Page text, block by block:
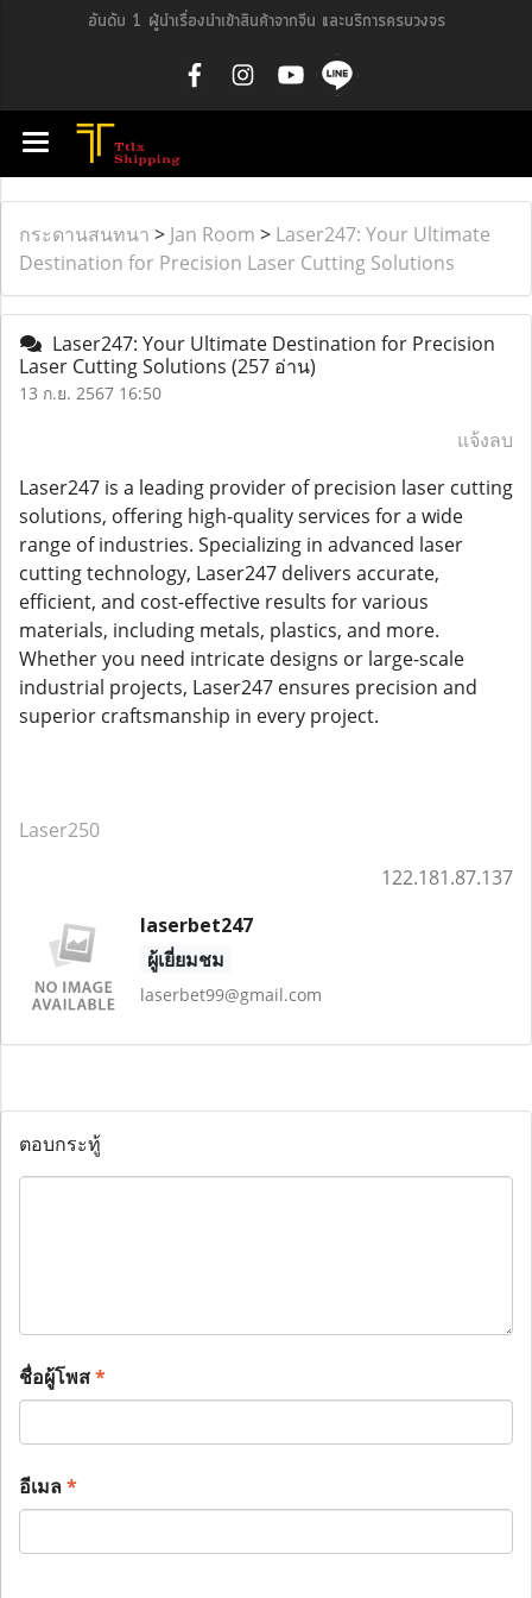
อันดับ 1 ผู้นำเรื่องนำเข้าสินค้าจากจีน และบริการครบวงจร
กระดานสนทนา > Jan Room > Laser247: Your Ultimate
Destination for Precision Laser Cutting Solutions
Laser247: Your Ultimate Destination for Precision
Laser Cutting Solutions (257 อ่าน)
13 ก.ย. 2567 16:50
แจ้งลบ
Laser247 is a leading provider of precision laser cutting
solutions, offering high-quality services for a wide
range of industries. Specializing in advanced laser
cutting technology, Laser247 delivers accurate,
efficient, and cost-effective results for various
materials, including metals, plastics, and more.
Whether you need intricate designs or large-scale
industrial projects, Laser247 ensures precision and
superior craftsmanship in every project.
Laser250
122.181.87.137
laserbet247
ผู้เยี่ยมชม
laserbet99@gmail.com
ตอบกระทู้
ชื่อผู้โพส*
อีเมล*